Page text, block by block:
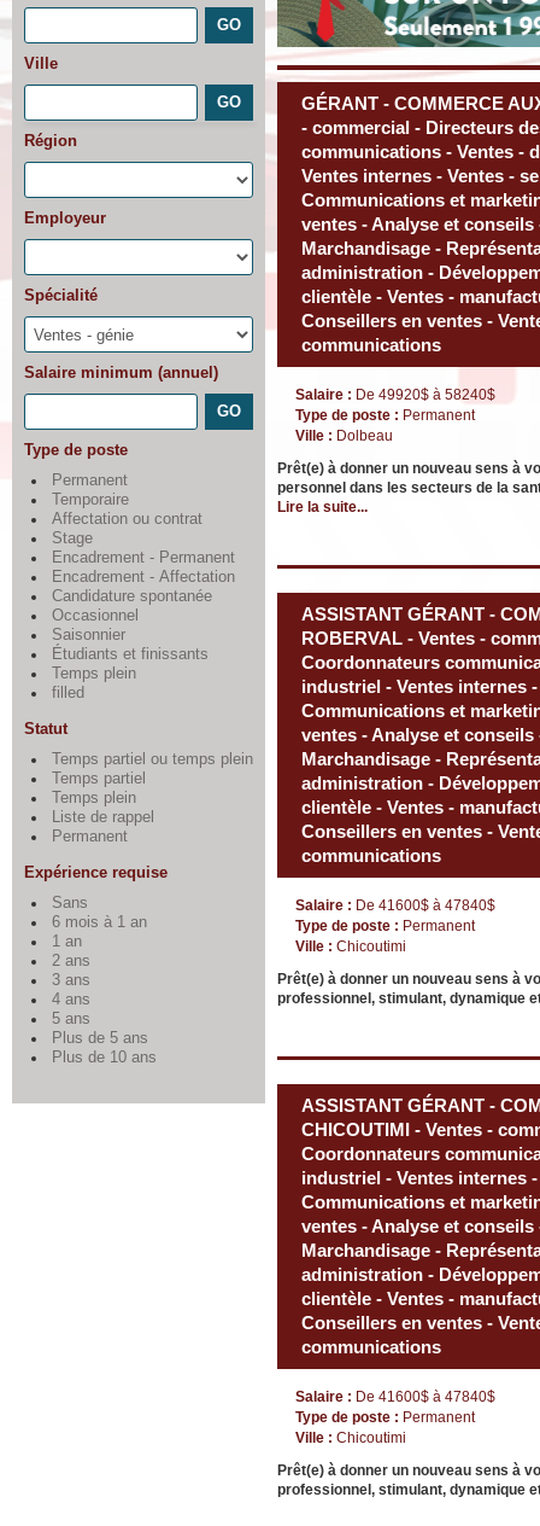
Ville
Région
Employeur
Spécialité
Salaire minimum (annuel)
Type de poste
Permanent
Temporaire
Affectation ou contrat
Stage
Encadrement - Permanent
Encadrement - Affectation
Candidature spontanée
Occasionnel
Saisonnier
Étudiants et finissants
Temps plein
filled
Statut
Temps partiel ou temps plein
Temps partiel
Temps plein
Liste de rappel
Permanent
Expérience requise
Sans
6 mois à 1 an
1 an
2 ans
3 ans
4 ans
5 ans
Plus de 5 ans
Plus de 10 ans
GÉRANT - COMMERCE
- commercial - Directeurs
communications - Ventes -
Ventes internes - Ventes -
Communications et
ventes - Analyse et conseils
Marchandisage -
administration -
clientèle - Ventes -
Conseillers en ventes -
communications
Salaire : De 49920$ à 58240$
Type de poste : Permanent
Ville : Dolbeau
Prêt(e) à donner un nouveau sens à
personnel dans les secteurs de la
Lire la suite...
ASSISTANT GÉRANT -
ROBERVAL - Ventes -
Coordonnateurs
industriel - Ventes internes
Communications et
ventes - Analyse et conseils
Marchandisage -
administration -
clientèle - Ventes -
Conseillers en ventes -
communications
Salaire : De 41600$ à 47840$
Type de poste : Permanent
Ville : Chicoutimi
Prêt(e) à donner un nouveau sens à
professionnel, stimulant,
ASSISTANT GÉRANT -
CHICOUTIMI - Ventes -
Coordonnateurs
industriel - Ventes internes
Communications et
ventes - Analyse et conseils
Marchandisage -
administration -
clientèle - Ventes -
Conseillers en ventes -
communications
Salaire : De 41600$ à 47840$
Type de poste : Permanent
Ville : Chicoutimi
Prêt(e) à donner un nouveau sens à
professionnel, stimulant,